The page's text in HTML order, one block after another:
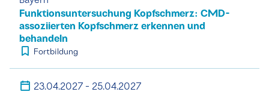
Funktionsuntersuchung Kopfschmerz: CMD-
assoziierten Kopfschmerz erkennen und
behandeln
Fortbildung
23.04.2027 - 25.04.2027